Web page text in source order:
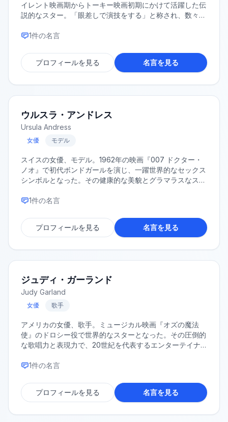
イレント映画期からトーキー映画初期にかけて活躍した伝
説的なスター。「眼差しで演技をする」と称され、数々の
れた。1941年に36歳の若さで女優業を引退。
1件の名言
プロフィールを見る 名言を見る
ウルスラ・アンドレス
Ursula Andress
女優 モデル
スイスの女優、モデル。1962年の映画『007 ドクター・
ノオ』で初代ボンドガールを演じ、一躍世界的なセックス
シンボルとなった。その健康的な美貌とグラマラスなスタ
た。
1件の名言
プロフィールを見る 名言を見る
ジュディ・ガーランド
Judy Garland
女優 歌手
アメリカの女優、歌手。ミュージカル映画『オズの魔法
使』のドロシー役で世界的なスターとなった。その圧倒的
な歌唱力と表現力で、20世紀を代表するエンターテイナ
1件の名言
プロフィールを見る 名言を見る